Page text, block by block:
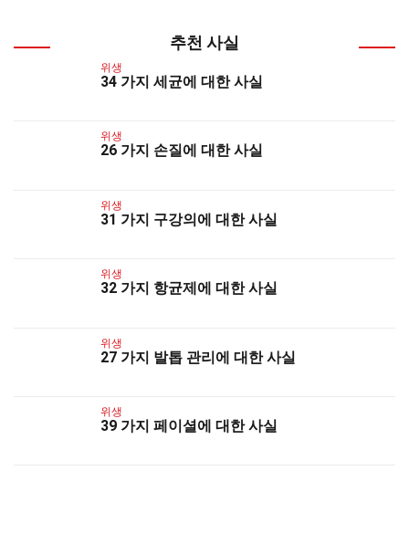
추천 사실
위생
34 가지 세균에 대한 사실
위생
26 가지 손질에 대한 사실
위생
31 가지 구강의에 대한 사실
위생
32 가지 항균제에 대한 사실
위생
27 가지 발톱 관리에 대한 사실
위생
39 가지 페이셜에 대한 사실